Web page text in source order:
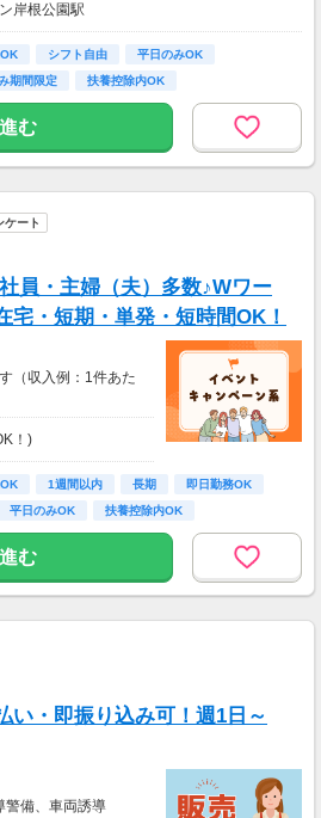
1円）＋商品提供あ
調査
、サービス体験後に
！
ーン実施中★
分をプレゼント！
岸根公園駅
シフト自由
平日のみOK
期間限定
扶養控除内OK
OK
む
ケート
員・主婦（夫）多数♪Wワー
宅・短期・単発・短時間OK！
（収入例：1件あた
！)
1週間以内 長期
即日勤務OK
平日のみOK 扶養控除内OK
む
い・即振り込み可！週1日～
警備、車両誘導